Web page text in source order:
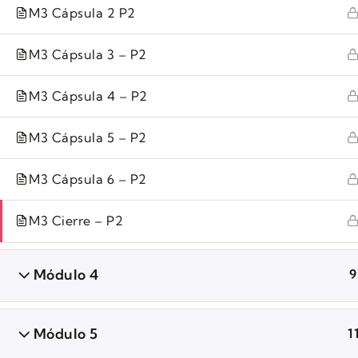
M3 Cápsula 2 P2
M3 Cápsula 3 – P2
M3 Cápsula 4 – P2
M3 Cápsula 5 – P2
M3 Cápsula 6 – P2
M3 Cierre – P2
Módulo 4 9
Módulo 5 11
All rights reserved.